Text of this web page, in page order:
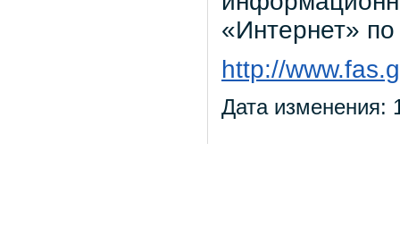
«Интернет»
http://
Дата изменения: